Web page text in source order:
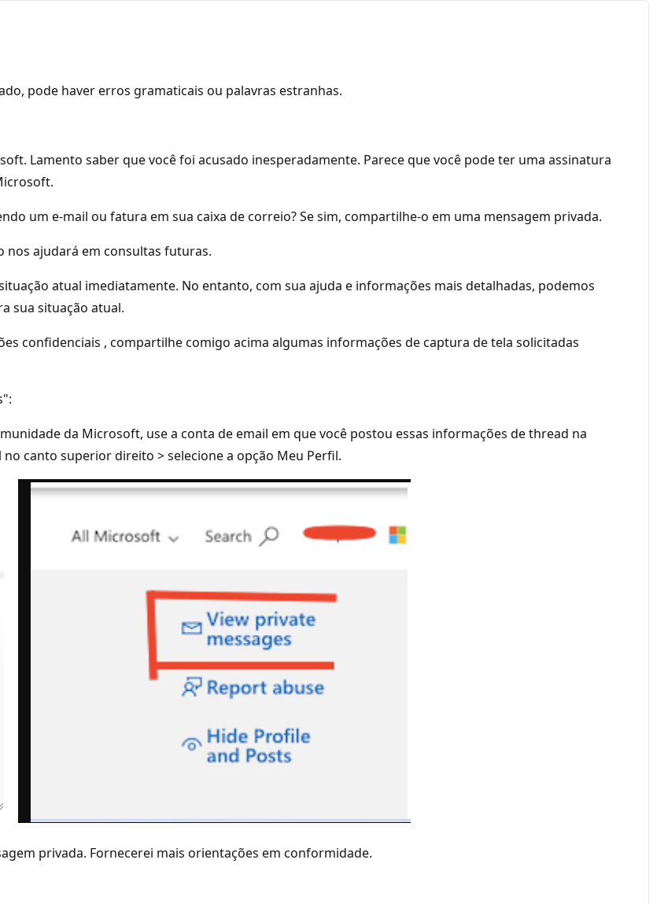
pode haver erros gramaticais ou palavras estranhas.
Lamento saber que você foi acusado inesperadamente. Parece que você pode ter uma assinatura
um e-mail ou fatura em sua caixa de correio? Se sim, compartilhe-o em uma mensagem privada.
nos ajudará em consultas futuras.
atual imediatamente. No entanto, com sua ajuda e informações mais detalhadas, podemos
sua situação atual.
confidenciais , compartilhe comigo acima algumas informações de captura de tela solicitadas
da Microsoft, use a conta de email em que você postou essas informações de thread na
canto superior direito > selecione a opção Meu Perfil.
privada. Fornecerei mais orientações em conformidade.